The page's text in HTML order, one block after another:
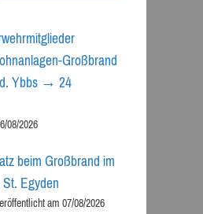
Großbrand
Ybbs → 24
08/2026
beim Großbrand im
Egyden
am 07/08/2026